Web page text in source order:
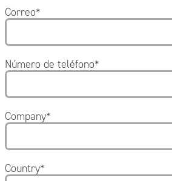
Correo*
Número de teléfono*
Company*
Country*